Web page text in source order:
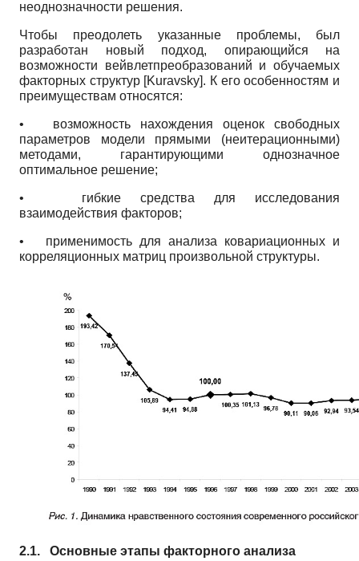
неоднозначности решения.
Чтобы преодолеть указанные проблемы, был
разработан новый подход, опирающийся на
возможности вейвлетпреобразований и обучаемых
факторных структур [Kuravsky]. К его особенностям и
преимуществам относятся:
• возможность нахождения оценок свободных
параметров модели прямыми (не­итерационными)
методами, гарантирующими однозначное
оптимальное решение;
• гибкие средства для исследования
взаимодействия факторов;
• применимость для анализа ковариационных и
корреляционных матриц произвольной структуры.
2.1. Основные этапы факторного анализа